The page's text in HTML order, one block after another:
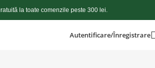
la toate comenzile peste 300 lei.
Autentificare/Înregistrare